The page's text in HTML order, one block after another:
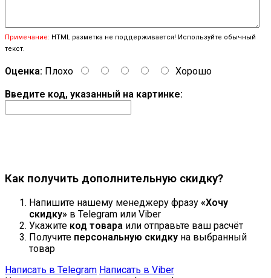
Примечание: HTML разметка не поддерживается! Используйте обычный
текст.
Оценка: Плохо
Хорошо
Введите код, указанный на картинке:
Как получить дополнительную скидку?
Напишите нашему менеджеру фразу «Хочу
скидку» в Telegram или Viber
Укажите код товара или отправьте ваш расчёт
Получите персональную скидку на выбранный
товар
Написать в Telegram Написать в Viber